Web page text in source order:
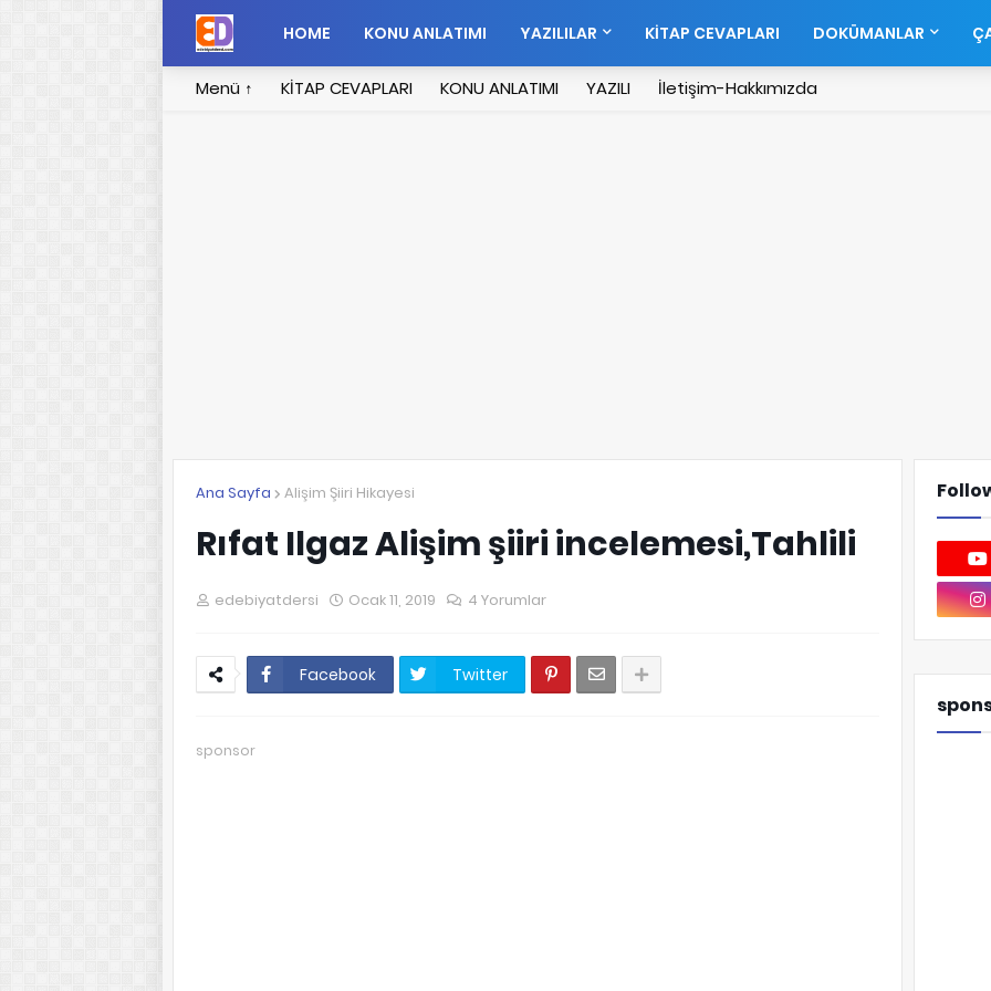
HOME KONU ANLATIMI YAZILILAR KİTAP CEVAPLARI DOKÜMANLAR
Menü ↑ KİTAP CEVAPLARI KONU ANLATIMI YAZILI İletişim-Hakkımızda
Ana Sayfa Alişim Şiiri Hikayesi
Rıfat Ilgaz Alişim şiiri incelemesi,Tahlili
edebiyatdersi Ocak 11, 2019 4 Yorumlar
Facebook Twitter
sponsor